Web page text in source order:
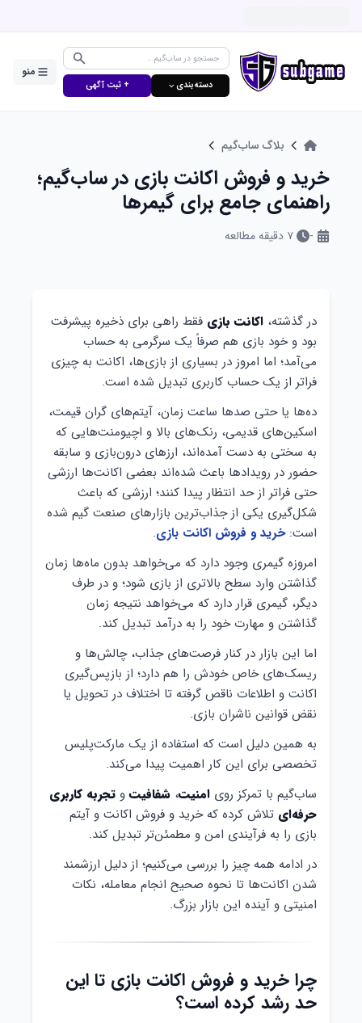
دسته‌بندی ⌵ + ثبت آگهی
منو
بلاگ ساب‌گیم
خرید و فروش اکانت بازی در ساب‌گیم؛
راهنمای جامع برای گیمرها
- ۷ دقیقه مطالعه
در گذشته، اکانت بازی فقط راهی برای ذخیره پیشرفت
بود و خود بازی هم صرفاً یک سرگرمی به حساب
می‌آمد؛ اما امروز در بسیاری از بازی‌ها، اکانت به چیزی
فراتر از یک حساب کاربری تبدیل شده است.
ده‌ها یا حتی صدها ساعت زمان، آیتم‌های گران قیمت،
اسکین‌های قدیمی، رنک‌های بالا و اچیومنت‌هایی که
به سختی به دست آمده‌اند، ارزهای درون‌بازی و سابقه
حضور در رویدادها باعث شده‌اند بعضی اکانت‌ها ارزشی
حتی فراتر از حد انتظار پیدا کنند؛ ارزشی که باعث
شکل‌گیری یکی از جذاب‌ترین بازارهای صنعت گیم شده
است:خرید و فروش اکانت بازی.
امروزه گیمری وجود دارد که می‌خواهد بدون ماه‌ها زمان
گذاشتن وارد سطح بالاتری از بازی شود؛ و در طرف
دیگر، گیمری قرار دارد که می‌خواهد نتیجه زمان
گذاشتن و مهارت خود را به درآمد تبدیل کند.
اما این بازار در کنار فرصت‌های جذاب، چالش‌ها و
ریسک‌های خاص خودش را هم دارد؛ از بازپس‌گیری
اکانت و اطلاعات ناقص گرفته تا اختلاف در تحویل یا
نقض قوانین ناشران بازی.
به همین دلیل است که استفاده از یک مارکت‌پلیس
تخصصی برای این کار اهمیت پیدا می‌کند.
ساب‌گیم با تمرکز روی امنیت، شفافیتو تجربه کاربری
حرفه‌ای تلاش کرده که خرید و فروش اکانت و آیتم
بازی را به فرآیندی امن و مطمئن‌تر تبدیل کند.
در ادامه همه چیز را بررسی می‌کنیم؛ از دلیل ارزشمند
شدن اکانت‌ها تا نحوه صحیح انجام معامله، نکات
امنیتی و آینده این بازار بزرگ.
چرا خرید و فروش اکانت بازی تا این
حد رشد کرده است؟